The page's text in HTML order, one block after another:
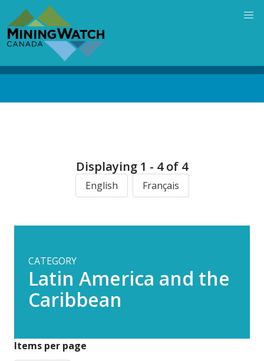
main
content
Displaying 1 - 4 of 4
English Français
CATEGORY
Latin America and the
Caribbean
Items per page